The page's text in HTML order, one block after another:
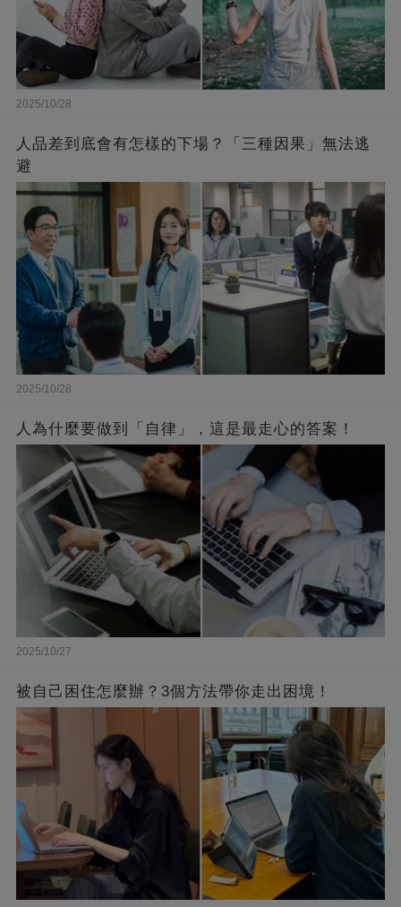
2025/10/28
人品差到底會有怎樣的下場？「三種因果」無法逃
避
2025/10/28
人為什麼要做到「自律」，這是最走心的答案！
2025/10/27
被自己困住怎麼辦？3個方法帶你走出困境！